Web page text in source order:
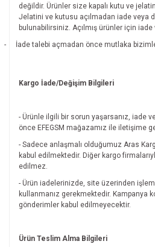
değildir. Ürünler size kapalı kutu ve
Jelatini ve kutusu açılmadan iade veya
bulunabilirsiniz. Açılmış ürünler için
-
İade talebi açmadan önce mutlaka
Kargo İade/Değişim Bilgileri
- Ürünle ilgili bir sorun yaşarsanız, iade
önce EFEGSM mağazamız ile iletişime
- Sadece anlaşmalı olduğumuz Aras
kabul edilmektedir. Diğer kargo
edilmez.
- Ürün iadelerinizde, site üzerinden
kullanmanız gerekmektedir. Kampanya
gönderimler kabul edilmeyecektir.
Ürün Teslim Alma Bilgileri